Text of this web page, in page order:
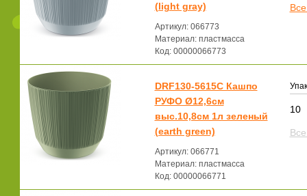
(light gray)
Артикул: 066773
Материал: пластмасса
Код: 00000066773
DRF130-5615C Кашпо
РУФО Ø12,6см
выс.10,8см 1л зеленый
(earth green)
Артикул: 066771
Материал: пластмасса
Код: 00000066771
10